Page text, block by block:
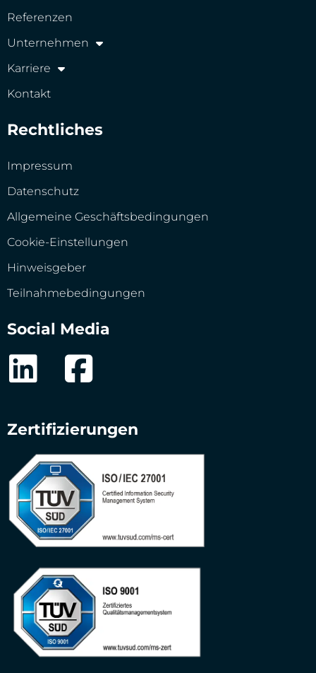
Referenzen
Unternehmen
Karriere
Kontakt
Rechtliches
Impressum
Datenschutz
Allgemeine Geschäftsbedingungen
Cookie-Einstellungen
Hinweisgeber
Teilnahmebedingungen
Social Media
Zertifizierungen